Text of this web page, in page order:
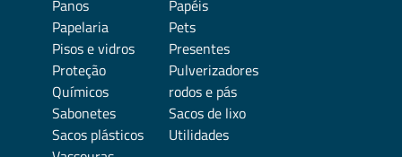
Panos
Papéis
Papelaria
Pets
Pisos e vidros
Presentes
Proteção
Pulverizadores
Químicos
rodos e pás
Sabonetes
Sacos de lixo
Sacos plásticos
Utilidades